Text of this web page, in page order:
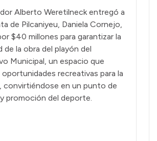
Alberto Weretilneck entregó a
de Pilcaniyeu, Daniela Cornejo,
$40 millones para garantizar la
de la obra del playón del
Municipal, un espacio que
oportunidades recreativas para la
convirtiéndose en un punto de
promoción del deporte.